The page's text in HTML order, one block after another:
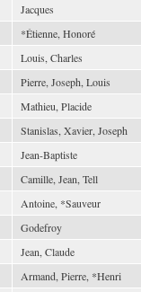
Jacques
*Étienne, Honoré
Louis, Charles
Pierre, Joseph, Louis
Mathieu, Placide
Stanislas, Xavier, Joseph
Jean-Baptiste
Camille, Jean, Tell
Antoine, *Sauveur
Godefroy
Jean, Claude
Armand, Pierre, *Henri